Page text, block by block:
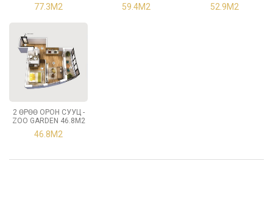
77.3М2 59.4М2 52.9М2
2 ӨРӨӨ ОРОН СУУЦ -
ZOO GARDEN 46.8М2
46.8М2